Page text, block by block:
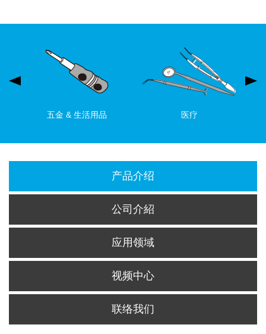
五金 & 生活用品 医疗
产品介绍
公司介紹
应用领域
视频中心
联络我们